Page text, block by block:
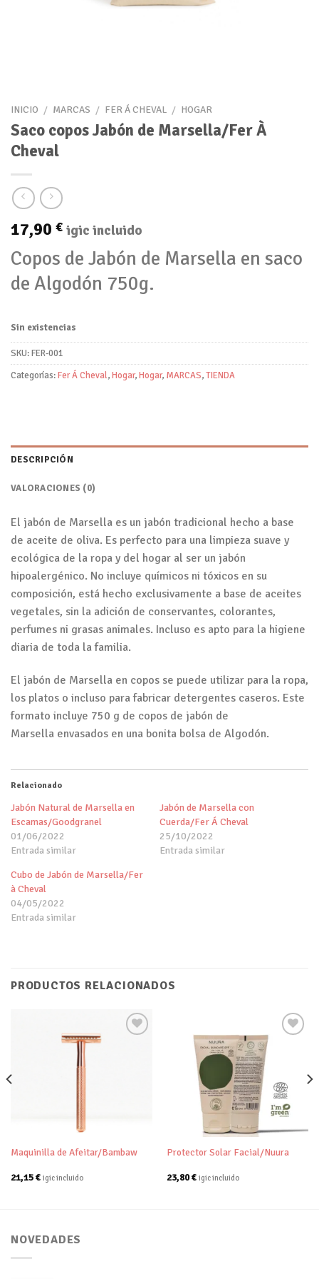
INICIO / MARCAS / FER Á CHEVAL / HOGAR
Saco copos Jabón de Marsella/Fer À
Cheval
17,90 € igic incluido
Copos de Jabón de Marsella en saco
de Algodón 750g.
Sin existencias
SKU:FER-001
Categorías:Fer Á Cheval,Hogar,Hogar, MARCAS,TIENDA
DESCRIPCIÓN
VALORACIONES (0)
El jabón de Marsella es un jabón tradicional hecho a base
de aceite de oliva. Es perfecto para una limpieza suave y
ecológica de la ropa y del hogar al ser un jabón
hipoalergénico. No incluye químicos ni tóxicos en su
composición, está hecho exclusivamente a base de aceites
vegetales, sin la adición de conservantes, colorantes,
perfumes ni grasas animales. Incluso es apto para la higiene
diaria de toda la familia.
El jabón de Marsella en copos se puede utilizar para la ropa,
los platos o incluso para fabricar detergentes caseros. Este
formato incluye 750 g de copos de jabón de
Marsella envasados en una bonita bolsa de Algodón.
Relacionado
Jabón Natural de Marsella en
Escamas/Goodgranel
01/06/2022
Entrada similar
Jabón de Marsella con
Cuerda/Fer Á Cheval
25/10/2022
Entrada similar
Cubo de Jabón de Marsella/Fer
à Cheval
04/05/2022
Entrada similar
PRODUCTOS RELACIONADOS
Maquinilla de Afeitar/Bambaw
21,15€ igic incluido
a tu
lista de
deseos
Protector Solar Facial/Nuura
23,80€ igic incluido
NOVEDADES